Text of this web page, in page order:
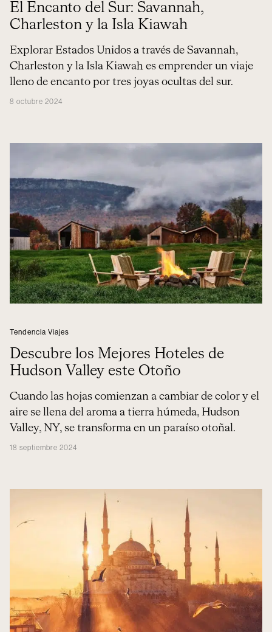
El Encanto del Sur: Savannah,
Charleston y la Isla Kiawah
Explorar Estados Unidos a través de Savannah,
Charleston y la Isla Kiawah es emprender un viaje
lleno de encanto por tres joyas ocultas del sur.
8 octubre 2024
Tendencia Viajes
Descubre los Mejores Hoteles de
Hudson Valley este Otoño
Cuando las hojas comienzan a cambiar de color y el
aire se llena del aroma a tierra húmeda, Hudson
Valley, NY, se transforma en un paraíso otoñal.
18 septiembre 2024